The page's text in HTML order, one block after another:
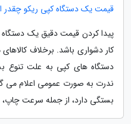
قیمت یک دستگاه کپی ریکو
پیدا کردن قیمت دقیق یک
کار دشواری باشد. برخلاف
دستگاه های کپی به علت تنوع
ندرت به صورت عمومی اعلام می
بستگی دارد، از جمله سرعت چاپ،